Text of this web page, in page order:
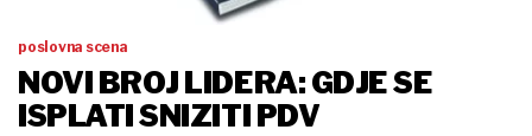
poslovna scena
NOVI BROJ LIDERA: GDJE SE
ISPLATI SNIZITI PDV